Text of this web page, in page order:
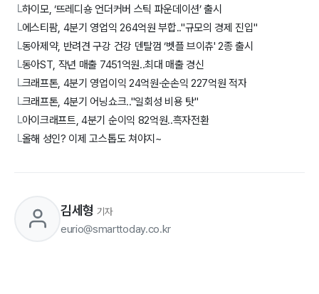
└하이모, ‘뜨레디숑 언더커버 스틱 파운데이션’ 출시
└에스티팜, 4분기 영업익 264억원 부합.."규모의 경제 진입"
└동아제약, 반려견 구강 건강 덴탈껌 ‘벳플 브이츄' 2종 출시
└동아ST, 작년 매출 7451억원..최대 매출 경신
└크래프톤, 4분기 영업이익 24억원·순손익 227억원 적자
└크래프톤, 4분기 어닝쇼크.."일회성 비용 탓"
└아이크래프트, 4분기 순이익 82억원..흑자전환
└올해 성인? 이제 고스톱도 쳐야지~
김세형 기자
eurio@smarttoday.co.kr